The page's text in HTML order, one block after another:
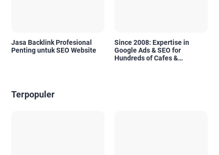
Jasa Backlink Profesional
Penting untuk SEO Website
Since 2008: Expertise in
Google Ads & SEO for
Hundreds of Cafes &
Terpopuler